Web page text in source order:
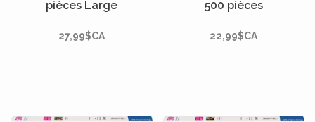
pièces Large
27,99$CA
500 pièces
22,99$CA